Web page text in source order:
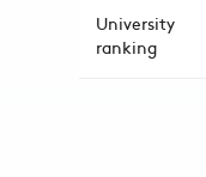
University
ranking